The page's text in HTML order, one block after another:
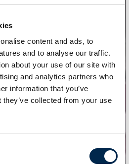
content and ads, to
and to analyse our traffic.
about your use of our site with
and analytics partners who
information that you’ve
collected from your use